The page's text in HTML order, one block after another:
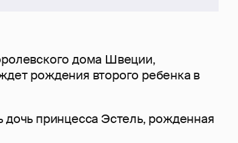
дома Швеции,
рождения второго ребенка в
принцесса Эстель, рожденная